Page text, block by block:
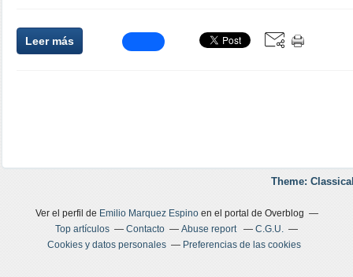
Leer más
Theme:
Ver el perfil de Emilio Marquez Espinoen el portal de Overblog
Top artículos
Contacto Abuse report
C.G.U.
Cookies y datos personales
Preferencias de las cookies